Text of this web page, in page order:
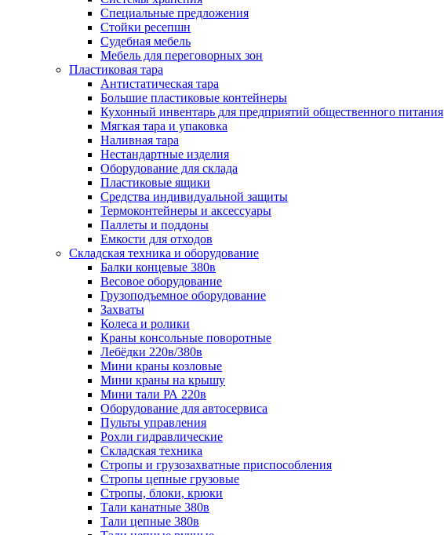
Специальные предложения
Стойки ресепшн
Судебная мебель
Мебель для переговорных зон
Пластиковая тара
Антистатическая тара
Большие пластиковые контейнеры
Кухонный инвентарь для предприятий общественного питания
Мягкая тара и упаковка
Наливная тара
Нестандартные изделия
Оборудование для склада
Пластиковые ящики
Средства индивидуальной защиты
Термоконтейнеры и аксессуары
Паллеты и поддоны
Емкости для отходов
Складская техника и оборудование
Балки концевые 380в
Весовое оборудование
Грузоподъемное оборудование
Захваты
Колеса и ролики
Краны консольные поворотные
Лебёдки 220в/380в
Мини краны козловые
Мини краны на крышу
Мини тали РА 220в
Оборудование для автосервиса
Пульты управления
Рохли гидравлические
Складская техника
Стропы и грузозахватные приспособления
Стропы цепные грузовые
Стропы, блоки, крюки
Тали канатные 380в
Тали цепные 380в